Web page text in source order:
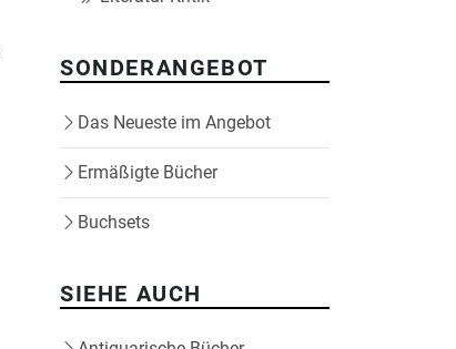
SONDERANGEBOT
Das Neueste im Angebot
Ermäßigte Bücher
Buchsets
SIEHE AUCH